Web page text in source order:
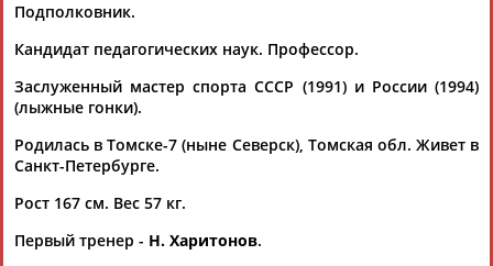
Кто из бывших спортсменов попал в Думу ?
... — шестикратная олимпийская чемпионка по лыжным
гонкамЛюбовь Егорова, представляющая "Единую
Россию",...
(Проект: Информационное агентство СТАДИОН
24.09.2021
Минспорт РФ наградил призеров X зимней Спартакиады
учащихся России и VI Всероссийской зимней Универсиады
2020
Роднина,Любовь Егорова, Елена Вяльбе, Владимир
Подполковник.
Кандидат педагогических наук. Профессор.
Заслуженный мастер спорта СССР (1991) и России (1994)
(лыжные гонки).
Родилась в Томске-7 (ныне Северск), Томская обл. Живет в
Санкт-Петербурге.
Рост 167 см. Вес 57 кг.
Первый тренер - Н. Харитонов.